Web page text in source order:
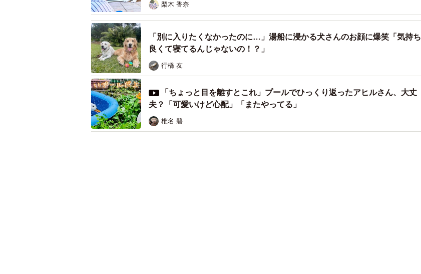
梨木 香奈
「別に入りたくなかったのに…」湯船に浸かる犬さんのお顔に爆笑「気持ち
良くて寝てるんじゃないの！？」
行橋 友
「ちょっと目を離すとこれ」プールでひっくり返ったアヒルさん、大丈
夫？「可愛いけど心配」「またやってる」
椎名 碧